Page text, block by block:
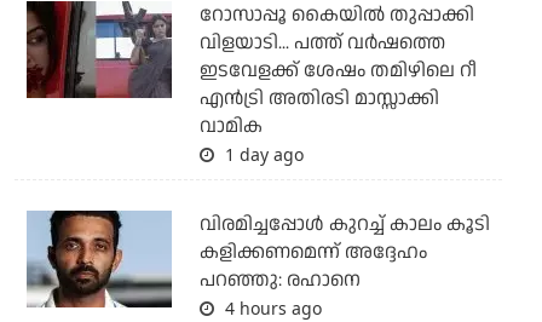
റോസാപ്പൂ കൈയില്‍ തുപ്പാക്കി
വിളയാടി... പത്ത് വര്‍ഷത്തെ
ഇടവേളക്ക് ശേഷം തമിഴിലെ റീ
എന്‍ട്രി അതിരടി മാസ്സാക്കി
വാമിക
1 day ago
വിരമിച്ചപ്പോള്‍ കുറച്ച് കാലം കൂടി
കളിക്കണമെന്ന് അദ്ദേഹം
പറഞ്ഞു: രഹാനെ
4 hours ago